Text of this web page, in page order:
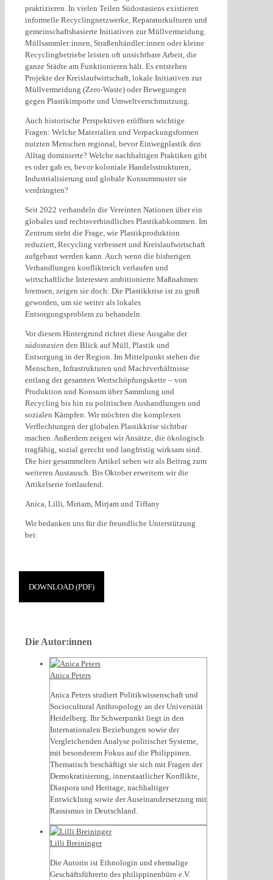
praktizieren. In vielen Teilen Südostasiens existieren
informelle Recyclingnetzwerke, Reparaturkulturen und
gemeinschaftsbasierte Initiativen zur Müllvermeidung.
Müllsammler:innen, Straßenhändler:innen oder kleine
Recyclingbetriebe leisten oft unsichtbare Arbeit, die
ganze Städte am Funktionieren hält. Es entstehen
Projekte der Kreislaufwirtschaft, lokale Initiativen zur
Müllvermeidung (Zero-Waste) oder Bewegungen
gegen Plastikimporte und Umweltverschmutzung.
Auch historische Perspektiven eröffnen wichtige
Fragen: Welche Materialien und Verpackungsformen
nutzten Menschen regional, bevor Einwegplastik den
Alltag dominierte? Welche nachhaltigen Praktiken gibt
es oder gab es, bevor koloniale Handelsstrukturen,
Industrialisierung und globale Konsummuster sie
verdrängten?
Seit 2022 verhandeln die Vereinten Nationen über ein
globales und rechtsverbindliches Plastikabkommen. Im
Zentrum steht die Frage, wie Plastikproduktion
reduziert, Recycling verbessert und Kreislaufwirtschaft
aufgebaut werden kann. Auch wenn die bisherigen
Verhandlungen konfliktreich verlaufen und
wirtschaftliche Interessen ambitionierte Maßnahmen
bremsen, zeigen sie doch: Die Plastikkrise ist zu groß
geworden, um sie weiter als lokales
Entsorgungsproblem zu behandeln.
Vor diesem Hintergrund richtet diese Ausgabe der
südostasien den Blick auf Müll, Plastik und
Entsorgung in der Region. Im Mittelpunkt stehen die
Menschen, Infrastrukturen und Machtverhältnisse
entlang der gesamten Wertschöpfungskette – von
Produktion und Konsum über Sammlung und
Recycling bis hin zu politischen Aushandlungen und
sozialen Kämpfen. Wir möchten die komplexen
Verflechtungen der globalen Plastikkrise sichtbar
machen. Außerdem zeigen wir Ansätze, die ökologisch
tragfähig, sozial gerecht und langfristig wirksam sind.
Die hier gesammelten Artikel sehen wir als Beitrag zum
weiteren Austausch. Bis Oktober erweitern wir die
Artikelserie fortlaufend.
Anica, Lilli, Miriam, Mirjam und Tiffany
Wir bedanken uns für die freundliche Unterstützung
bei:
DOWNLOAD (PDF)
Die Autor:innen
Anica Peters
Anica Peters studiert Politikwissenschaft und
Sociocultural Anthropology an der Universität
Heidelberg. Ihr Schwerpunkt liegt in den
Internationalen Beziehungen sowie der
Vergleichenden Analyse politischer Systeme,
mit besonderem Fokus auf die Philippinen.
Thematisch beschäftigt sie sich mit Fragen der
Demokratisierung, innerstaatlicher Konflikte,
Diaspora und Heritage, nachhaltiger
Entwicklung sowie der Auseinandersetzung mit
Rassismus in Deutschland.
Lilli Breininger
Die Autorin ist Ethnologin und ehemalige
Geschäftsführerin des philippinenbüro e.V.